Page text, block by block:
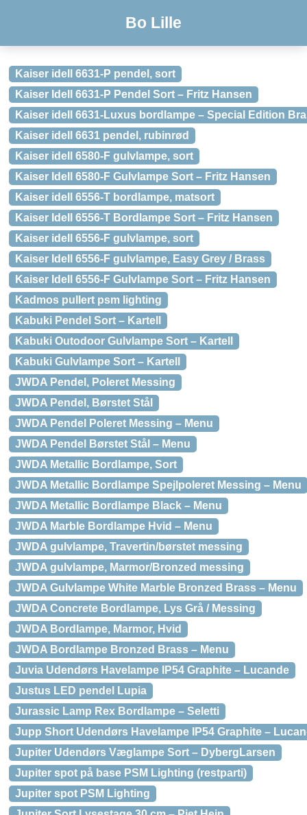
Bo Lille
Kaiser idell 6631-P pendel, sort
Kaiser Idell 6631-P Pendel Sort – Fritz Hansen
Kaiser idell 6631-Luxus bordlampe – Special Edition
Kaiser idell 6631 pendel, rubinrød
Kaiser idell 6580-F gulvlampe, sort
Kaiser Idell 6580-F Gulvlampe Sort – Fritz Hansen
Kaiser idell 6556-T bordlampe, matsort
Kaiser Idell 6556-T Bordlampe Sort – Fritz Hansen
Kaiser idell 6556-F gulvlampe, sort
Kaiser Idell 6556-F gulvlampe, Easy Grey / Brass
Kaiser Idell 6556-F Gulvlampe Sort – Fritz Hansen
Kadmos pullert psm lighting
Kabuki Pendel Sort – Kartell
Kabuki Outodoor Gulvlampe Sort – Kartell
Kabuki Gulvlampe Sort – Kartell
JWDA Pendel, Poleret Messing
JWDA Pendel, Børstet Stål
JWDA Pendel Poleret Messing – Menu
JWDA Pendel Børstet Stål – Menu
JWDA Metallic Bordlampe, Sort
JWDA Metallic Bordlampe Spejlpoleret Messing – Menu
JWDA Metallic Bordlampe Black – Menu
JWDA Marble Bordlampe Hvid – Menu
JWDA gulvlampe, Travertin/børstet messing
JWDA gulvlampe, Marmor/Bronzed messing
JWDA Gulvlampe White Marble Bronzed Brass – Menu
JWDA Concrete Bordlampe, Lys Grå / Messing
JWDA Bordlampe, Marmor, Hvid
JWDA Bordlampe Bronzed Brass – Menu
Juvia Udendørs Havelampe IP54 Graphite – Lucande
Justus LED pendel Lupia
Jurassic Lamp Rex Bordlampe – Seletti
Jupp Short Udendørs Havelampe IP54 Graphite –
Jupiter Udendørs Væglampe Sort – DybergLarsen
Jupiter spot på base PSM Lighting (restparti)
Jupiter spot PSM Lighting